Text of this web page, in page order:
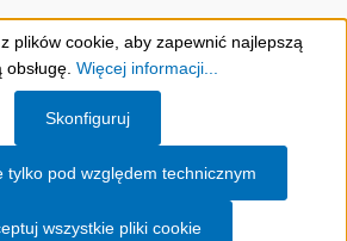
plików cookie, aby zapewnić najlepszą
Więcej informacji...
tylko pod względem technicznym
Skonfiguruj
wszystkie pliki cookie